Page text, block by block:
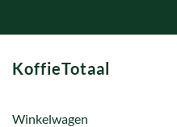
KoffieTotaal
Winkelwagen